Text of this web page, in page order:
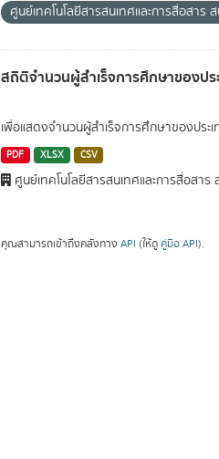
ศูนย์เทคโนโลยีสารสนเทศและการสื่อสาร
สถิติจำนวนผู้สำเร็จการศึกษาของปร
เพื่อแสดงจำนวนผู้สำเร็จการศึกษาของประเ
PDF XLSX CSV
ศูนย์เทคโนโลยีสารสนเทศและการสื่อสาร
คุณสามารถเข้าถึงคลังทาง API (ให้ดู คู่มือ API).